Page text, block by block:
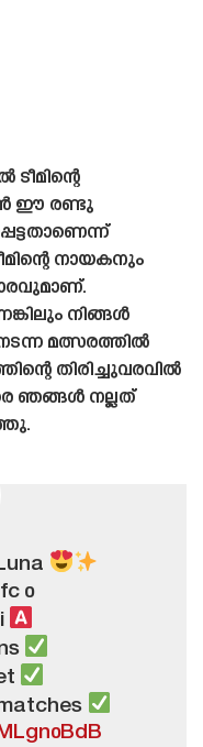
ഈ രണ്ടു
നായകനും
നിങ്ങൾ
മത്സരത്തിൽ
തിരിച്ചുവരവിൽ
ഞങ്ങൾ നല്ലത്
0